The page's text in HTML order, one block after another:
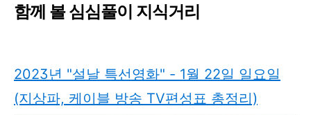
함께 볼 심심풀이 지식거리
2023년 "설날 특선영화" - 1월 22일 일요일
(지상파, 케이블 방송 TV편성표 총정리)